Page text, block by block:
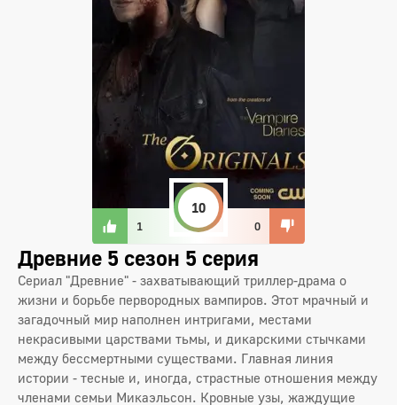
1
10
0
Древние 5 сезон 5 серия
Сериал "Древние" - захватывающий триллер-драма о
жизни и борьбе первородных вампиров. Этот мрачный и
загадочный мир наполнен интригами, местами
некрасивыми царствами тьмы, и дикарскими стычками
между бессмертными существами. Главная линия
истории - тесные и, иногда, страстные отношения между
членами семьи Микаэльсон. Кровные узы, жаждущие